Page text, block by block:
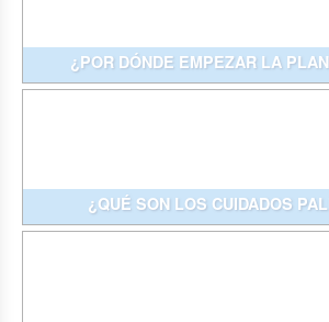
¿POR DÓNDE EMPEZAR LA
¿QUÉ SON LOS CUIDADOS